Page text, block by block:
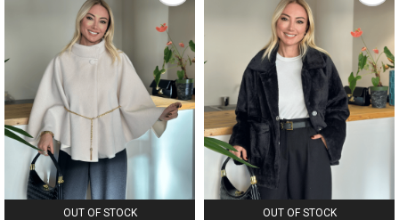
OUT OF STOCK OUT OF STOCK